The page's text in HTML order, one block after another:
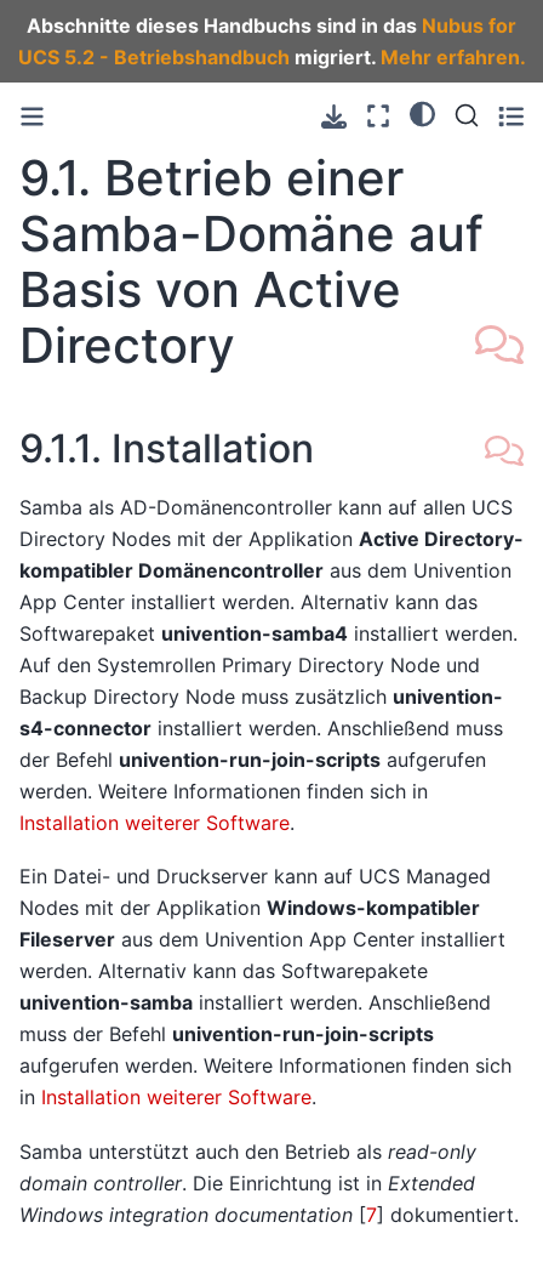
Abschnitte dieses Handbuchs sind in das Nubus for
UCS 5.2 - Betriebshandbuch migriert. Mehr erfahren.
9.1. Betrieb einer
Samba-Domäne auf
Basis von Active
Directory
9.1.1. Installation
Samba als AD-Domänencontroller kann auf allen UCS
Directory Nodes mit der Applikation Active Directory-
kompatibler Domänencontroller aus dem Univention
App Center installiert werden. Alternativ kann das
Softwarepaket univention-samba4 installiert werden.
Auf den Systemrollen Primary Directory Node und
Backup Directory Node muss zusätzlich univention-
s4-connector installiert werden. Anschließend muss
der Befehl univention-run-join-scripts aufgerufen
werden. Weitere Informationen finden sich in
Installation weiterer Software.
Ein Datei- und Druckserver kann auf UCS Managed
Nodes mit der Applikation Windows-kompatibler
Fileserver aus dem Univention App Center installiert
werden. Alternativ kann das Softwarepakete
univention-samba installiert werden. Anschließend
muss der Befehl univention-run-join-scripts
aufgerufen werden. Weitere Informationen finden sich
in Installation weiterer Software.
Samba unterstützt auch den Betrieb als read-only
domain controller. Die Einrichtung ist in Extended
Windows integration documentation [7] dokumentiert.